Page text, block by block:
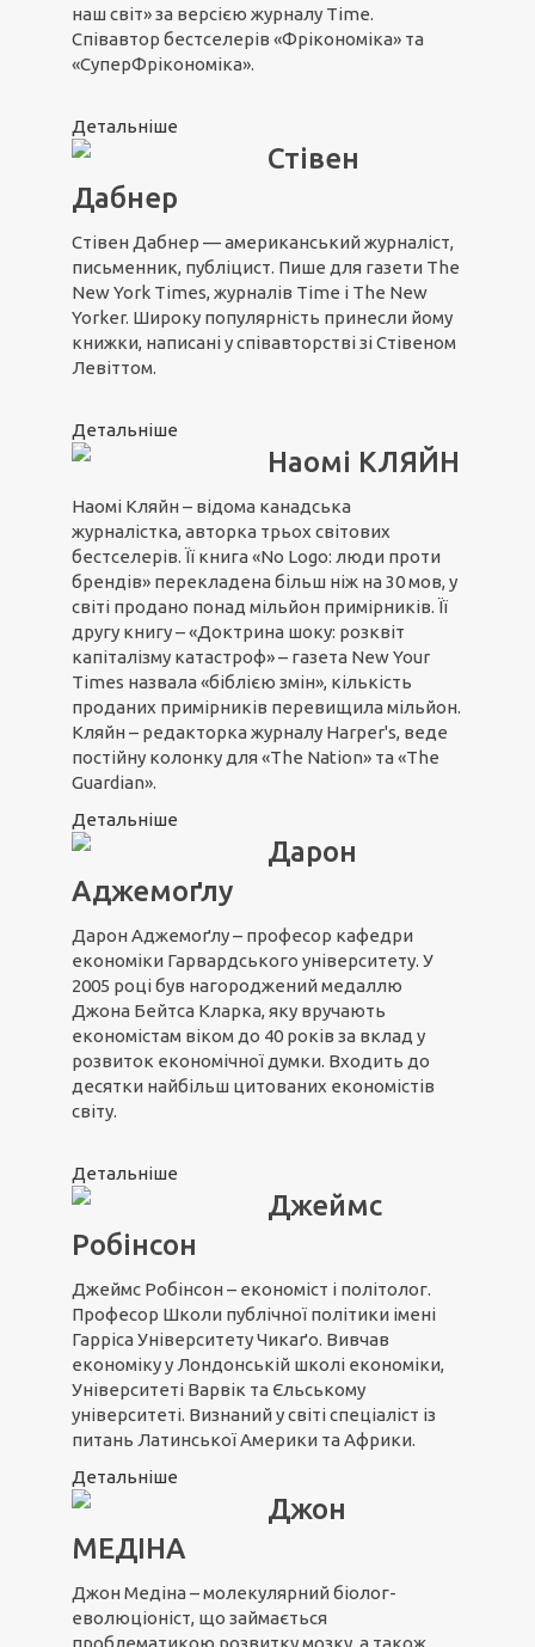
наш світ» за версією журналу Time.
Співавтор бестселерів «Фрікономіка» та
«СуперФрікономіка».
Детальніше
Стівен
Дабнер
Стівен Дабнер — американський журналіст,
письменник, публіцист. Пише для газети The
New York Times, журналів Time і The New
Yorker. Широку популярність принесли йому
книжки, написані у співавторстві зі Стівеном
Левіттом.
Детальніше
Наомі КЛЯЙН
Наомі Кляйн – відома канадська
журналістка, авторка трьох світових
бестселерів. Її книга «No Logo: люди проти
брендів» перекладена більш ніж на 30 мов, у
світі продано понад мільйон примірників. Її
другу книгу – «Доктрина шоку: розквіт
капіталізму катастроф» – газета New Your
Times назвала «біблією змін», кількість
проданих примірників перевищила мільйон.
Кляйн – редакторка журналу Harper's, веде
постійну колонку для «The Nation» та «The
Guardian».
Детальніше
Дарон
Аджемоґлу
Дарон Аджемоґлу – професор кафедри
економіки Гарвардського університету. У
2005 році був нагороджений медаллю
Джона Бейтса Кларка, яку вручають
економістам віком до 40 років за вклад у
розвиток економічної думки. Входить до
десятки найбільш цитованих економістів
світу.
Детальніше
Джеймс
Робінсон
Джеймс Робінсон – економіст і політолог.
Професор Школи публічної політики імені
Гарріса Університету Чикаґо. Вивчав
економіку у Лондонській школі економіки,
Університеті Варвік та Єльському
університеті. Визнаний у світі спеціаліст із
питань Латинської Америки та Африки.
Детальніше
Джон
МЕДІНА
Джон Медіна – молекулярний біолог-
еволюціоніст, що займається
проблематикою розвитку мозку, а також